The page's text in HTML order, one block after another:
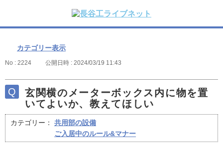
カテゴリー表示
No : 2224 公開日時 : 2024/03/19 11:43
玄関横のメーターボックス内に物を置
いてよいか、教えてほしい
カテゴリー：
共用部の設備
ご入居中のルール&マナー